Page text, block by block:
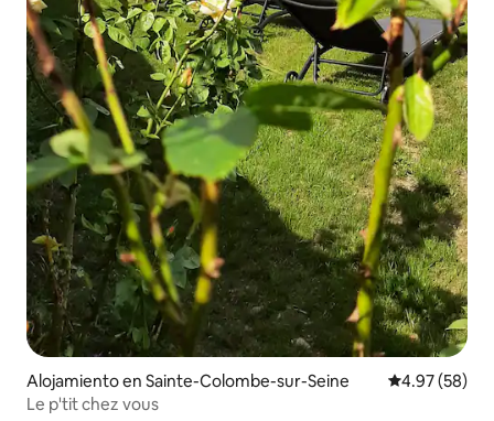
Alojamiento en Sainte-Colombe-sur-Seine Calificación
4.97 (58)
Le p'tit chez vous